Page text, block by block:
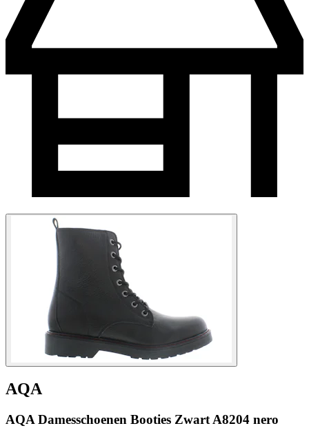
AQA
AQA Damesschoenen Booties Zwart A8204 nero